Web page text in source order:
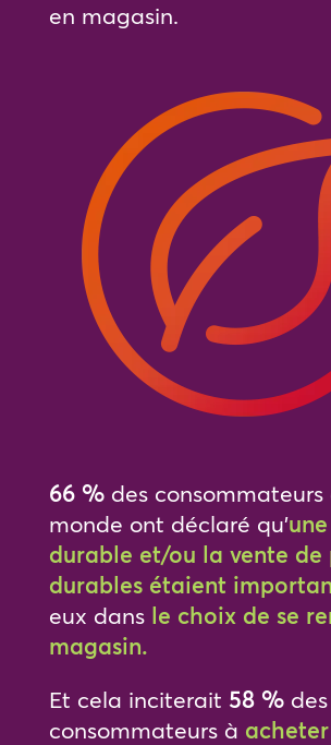
en magasin.
66 %des consommateurs
monde ont déclaré qu’
durable et/ou la vente de
durables étaient
eux dans le choix de se
magasin.
Et cela inciterait 58 %des
consommateurs à acheter